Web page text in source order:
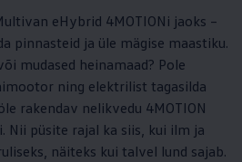
eHybrid 4MOTIONi jaoks –
pinnasteid ja üle mägise maastiku.
mudased heinamaad? Pole
ning elektrilist tagasilda
rakendav nelikvedu 4MOTION
Nii püsite rajal ka siis, kui ilm ja
näiteks kui talvel lund sajab.